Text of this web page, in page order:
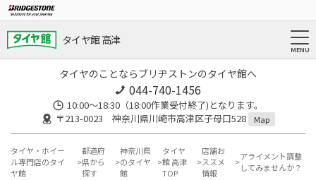
タイヤ館 高津
タイヤのことならブリヂストンのタイヤ館へ
044-740-1456
10:00～18:30（18:00作業受付終了)となります。
〒213-0023 神奈川県川崎市高津区子母口528
Map
タイヤ・ホイー
ル専門店のタイ
ヤ館
都道府
県から
探す
神奈川県
のタイヤ
館
タイヤ
館 高津
TOP
店舗お
ススメ
情報
アライメント調整
してみませんか？